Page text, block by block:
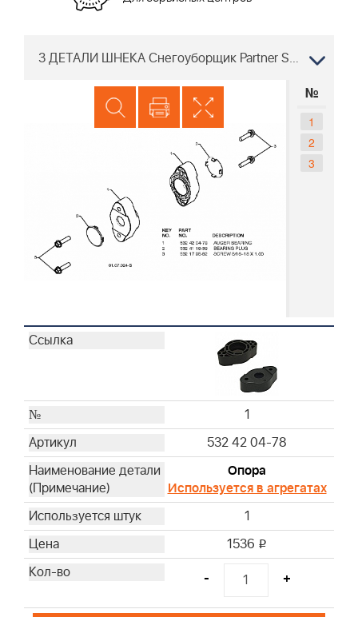
3 ДЕТАЛИ ШНЕКА Снегоуборщик Partner SB27, 96191002803, 2008-09
№
1
2
3
1
532 42 04-78
Опора
Используется в агрегатах
1
1536 i
- +